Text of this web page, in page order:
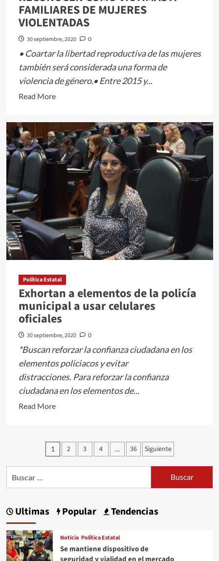
CUENTA
PÚBLICA
FAMILIARES DE MUJERES
VIOLENTADAS
30 septiembre, 2020 0
• Coartar la libertad reproductiva de las mujeres
también será considerada una forma de
violencia de género.• Entre 2015 y...
Read MoreRead
about
RECONOCEN
COMO
VÍCTIMAS
FAMILIARES
MUJERES
VIOLENTADAS
Política Estatal
Exhortan a elementos de la policía
municipal a usar celulares
oficiales
30 septiembre, 2020 0
*Buscan reforzar la confianza ciudadana en los
elementos policiacos y evitar
distracciones. Para reforzar la confianza
ciudadana en los elementos de...
Read MoreRead
Exhortan
a
elementos
la
municipal
usar
celulares
Paginación
de
1 2 3 4 … 36 Siguiente
Ultimas Popular Tendencias
Noticia Política Estatal
Se mantiene dispositivo de